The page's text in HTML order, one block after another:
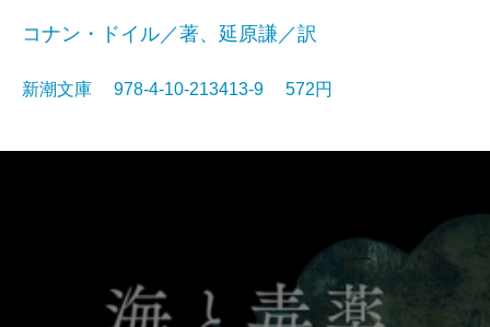
コナン・ドイル／著、延原謙／訳
新潮文庫 978-4-10-213413-9 572円